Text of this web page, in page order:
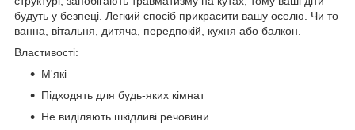
будуть у безпеці. Легкий спосіб прикрасити вашу оселю. Чи то
ванна, вітальня, дитяча, передпокій, кухня або балкон.
Властивості:
М'які
Підходять для будь-яких кімнат
Не виділяють шкідливі речовини